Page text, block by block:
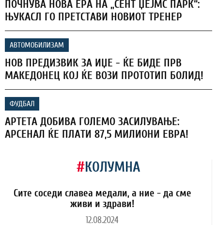
ПОЧНУВА НОВА ЕРА НА „СЕНТ ЏЕЈМС ПАРК“:
ЊУКАСЛ ГО ПРЕТСТАВИ НОВИОТ ТРЕНЕР
АВТОМОБИЛИЗАМ
НОВ ПРЕДИЗВИК ЗА ИЏЕ - ЌЕ БИДЕ ПРВ
МАКЕДОНЕЦ КОЈ ЌЕ ВОЗИ ПРОТОТИП БОЛИД!
ФУДБАЛ
АРТЕТА ДОБИВА ГОЛЕМО ЗАСИЛУВАЊЕ:
АРСЕНАЛ ЌЕ ПЛАТИ 87,5 МИЛИОНИ ЕВРА!
#КОЛУМНА
Сите соседи славеа медали, а ние - да сме
живи и здрави!
12.08.2024